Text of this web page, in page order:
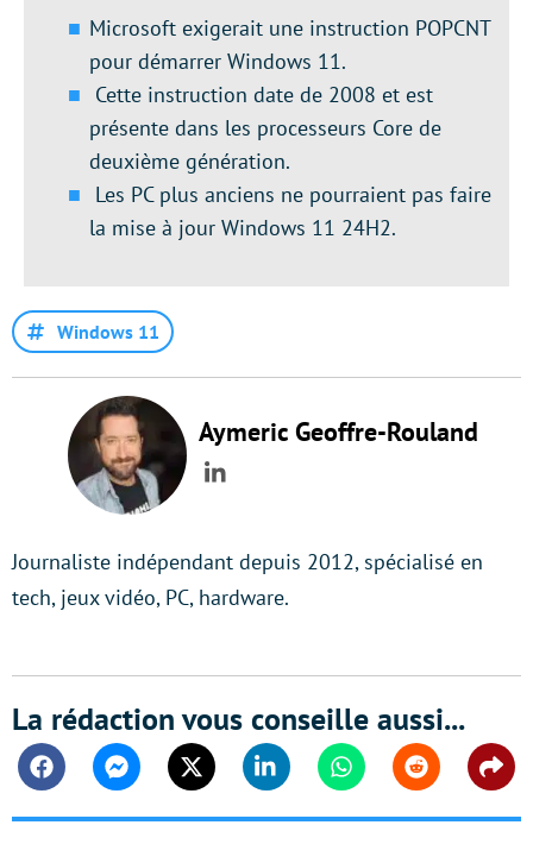
Microsoft exigerait une instruction POPCNT
pour démarrer Windows 11.
Cette instruction date de 2008 et est
présente dans les processeurs Core de
deuxième génération.
Les PC plus anciens ne pourraient pas faire
la mise à jour Windows 11 24H2.
Windows 11
Aymeric Geoffre-Rouland
LinkedIn
Journaliste indépendant depuis 2012, spécialisé en
tech, jeux vidéo, PC, hardware.
La rédaction vous conseille aussi...
FacebookMessengerTwitter Linkedin WhatsappReddit